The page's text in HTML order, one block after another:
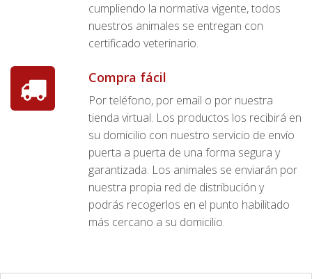
cumpliendo la normativa vigente, todos
nuestros animales se entregan con
certificado veterinario.
Compra fácil
Por teléfono, por email o por nuestra
tienda virtual. Los productos los recibirá en
su domicilio con nuestro servicio de envío
puerta a puerta de una forma segura y
garantizada. Los animales se enviarán por
nuestra propia red de distribución y
podrás recogerlos en el punto habilitado
más cercano a su domicilio.